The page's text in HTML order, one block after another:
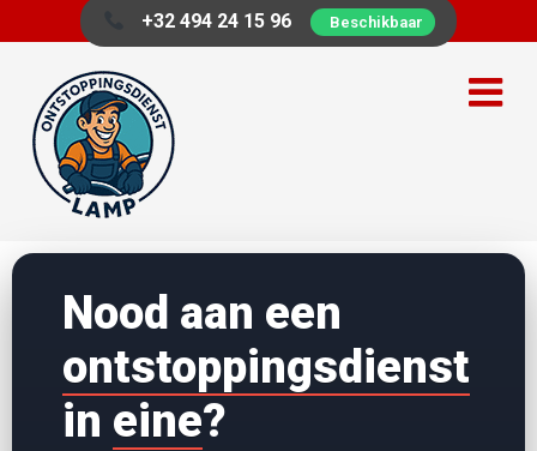
+32 494 24 15 96 Beschikbaar
Nood aan een
ontstoppingsdienst
in eine?